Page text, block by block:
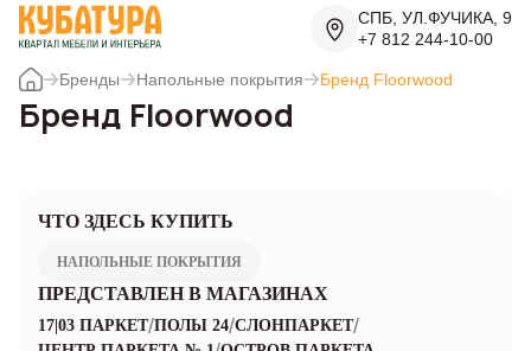
СПБ, УЛ.ФУЧИКА, 9
+7 812 244-10-00
Бренды Напольные покрытия Бренд Floorwood
Бренд Floorwood
ЧТО ЗДЕСЬ КУПИТЬ
НАПОЛЬНЫЕ ПОКРЫТИЯ
ПРЕДСТАВЛЕН В МАГАЗИНАХ
17|03 ПАРКЕТ/ПОЛЫ 24/СЛОНПАРКЕТ/